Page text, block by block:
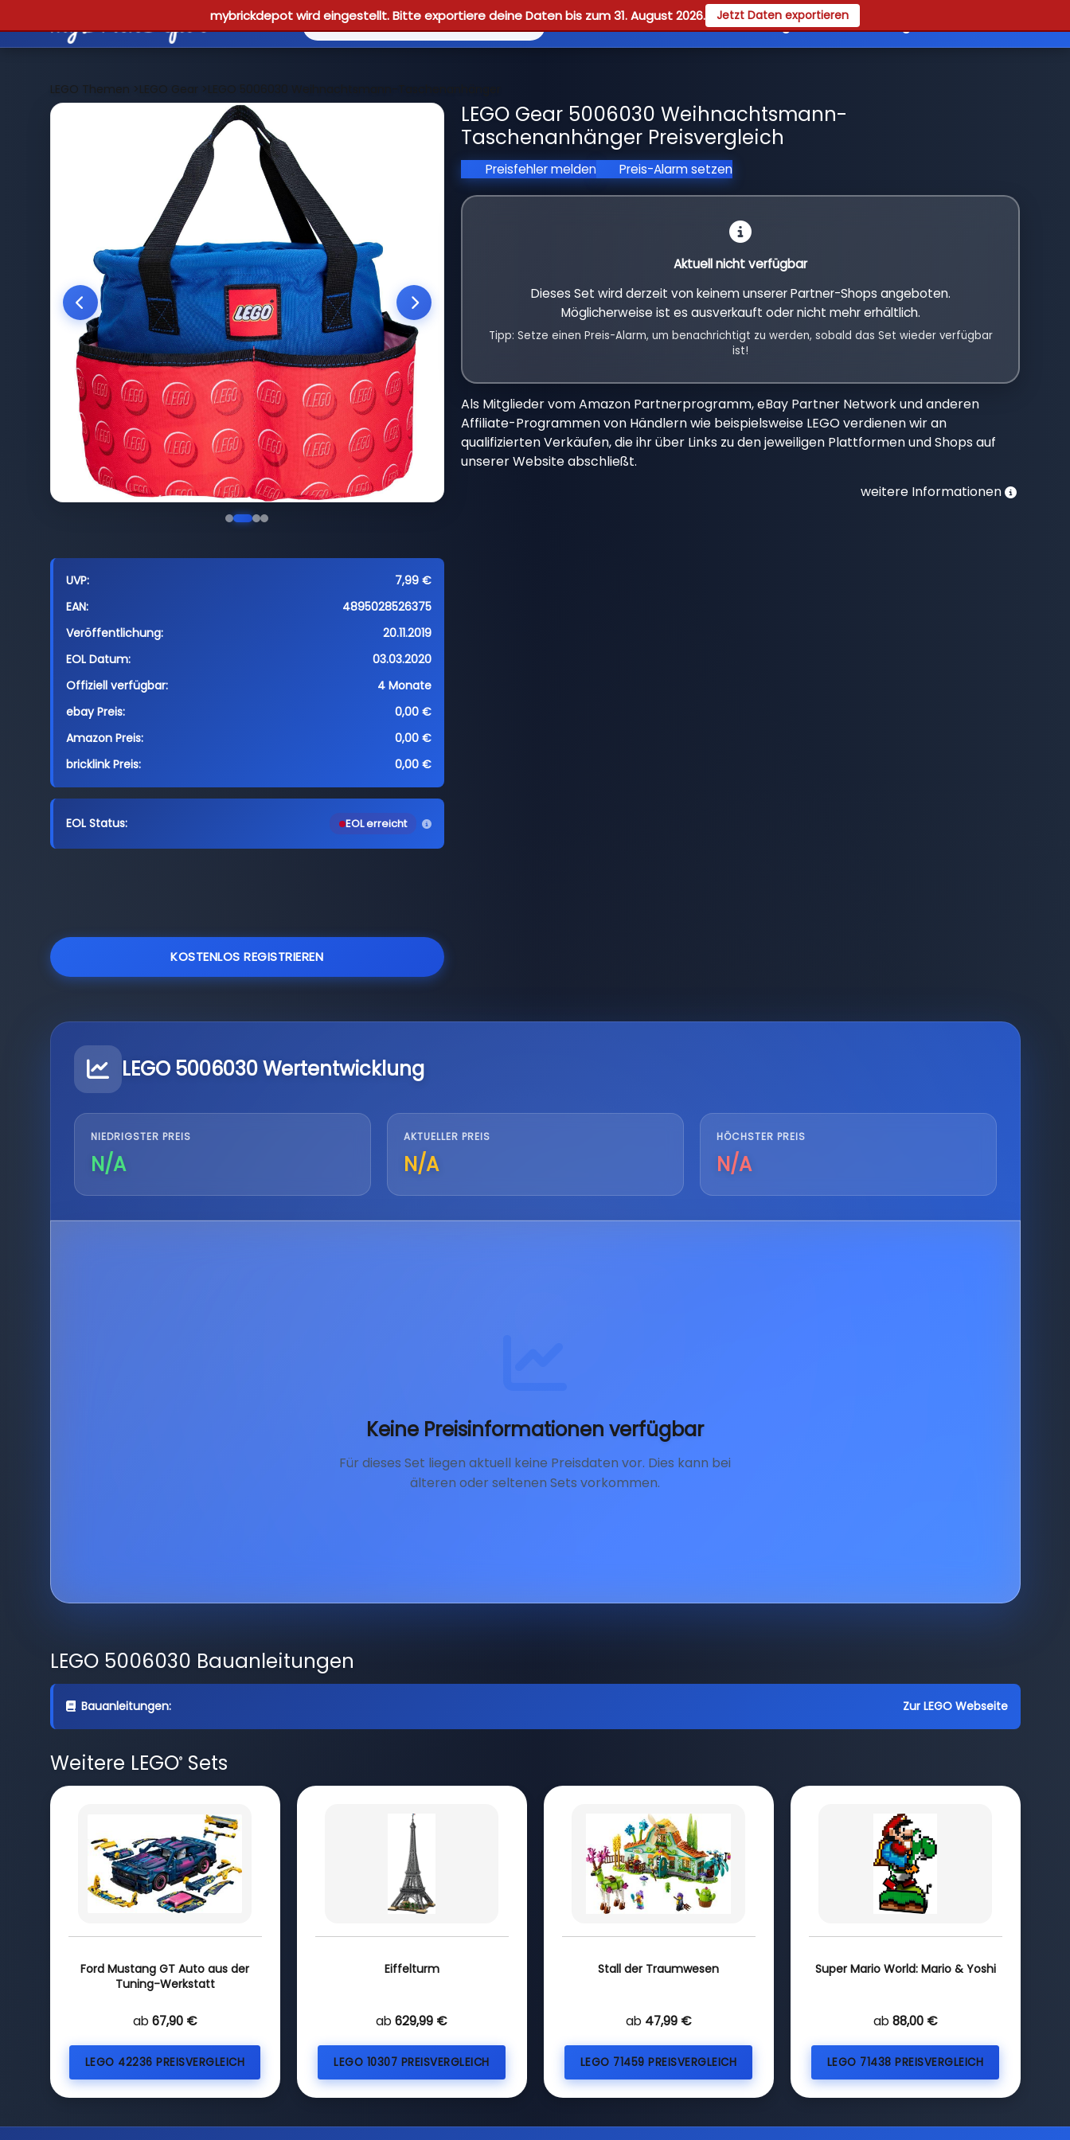
mybrickdepot wird eingestellt. Bitte exportiere deine Daten bis zum 31. August 2026. Jetzt Daten exportieren
Reviews Guides Registrieren
LEGO Themen >LEGO Gear >LEGO 5006030 Weihnachtsmann-Taschenanhänger
UVP:
7,99 €
EAN:
4895028526375
Veröffentlichung:
20.11.2019
EOL Datum:
03.03.2020
Offiziell verfügbar:
4 Monate
ebay Preis:
0,00 €
Amazon Preis:
0,00 €
bricklink Preis:
0,00 €
EOL Status: EOL erreicht
KOSTENLOS REGISTRIEREN
LEGO Gear 5006030 Weihnachtsmann-
Taschenanhänger Preisvergleich
Preisfehler melden Preis-Alarm setzen
Aktuell nicht verfügbar
Dieses Set wird derzeit von keinem unserer Partner-Shops angeboten.
Möglicherweise ist es ausverkauft oder nicht mehr erhältlich.
Tipp: Setze einen Preis-Alarm, um benachrichtigt zu werden, sobald das Set wieder verfügbar
ist!
Als Mitglieder vom Amazon Partnerprogramm, eBay Partner Network und anderen
Affiliate-Programmen von Händlern wie beispielsweise LEGO verdienen wir an
qualifizierten Verkäufen, die ihr über Links zu den jeweiligen Plattformen und Shops auf
unserer Website abschließt.
weitere Informationen
LEGO 5006030 Wertentwicklung
NIEDRIGSTER PREIS
N/A
AKTUELLER PREIS
N/A
HÖCHSTER PREIS
N/A
Keine Preisinformationen verfügbar
Für dieses Set liegen aktuell keine Preisdaten vor. Dies kann bei
älteren oder seltenen Sets vorkommen.
LEGO 5006030 Bauanleitungen
Bauanleitungen: Zur LEGO Webseite
Weitere LEGO®Sets
Ford Mustang GT Auto aus der
Tuning-Werkstatt
ab 67,90 €
LEGO 42236 PREISVERGLEICH
Eiffelturm
ab 629,99 €
LEGO 10307 PREISVERGLEICH
Stall der Traumwesen
ab 47,99 €
LEGO 71459 PREISVERGLEICH
Super Mario World: Mario & Yoshi
ab 88,00 €
LEGO 71438 PREISVERGLEICH